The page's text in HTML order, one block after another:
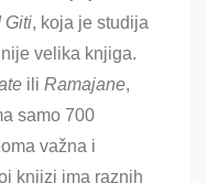
Giti, koja je studija
velika knjiga.
ili Ramajane,
samo 700
važna i
knjizi ima raznih